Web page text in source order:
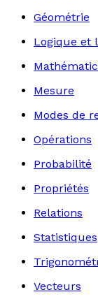
Géométrie
Logique et
Mesure
Modes de
Opérations
Probabilité
Propriétés
Relations
Statistiques
Vecteurs